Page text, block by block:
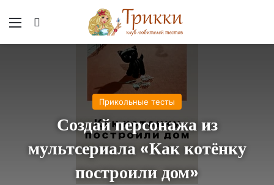
Меню
Прикольные тесты
Создай персонажа из
мультсериала «Как котёнку
построили дом»